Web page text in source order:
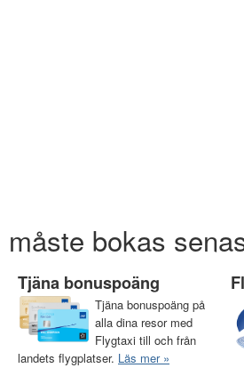
måste bokas
Tjäna bonuspoäng
Tjäna bonuspoäng på
alla dina resor med
Flygtaxi till och från
landets flygplatser. Läs mer »